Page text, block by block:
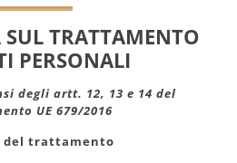
TRATTAMENTO
PERSONALI
degli artt. 12, 13 e 14 del
UE 679/2016
del trattamento